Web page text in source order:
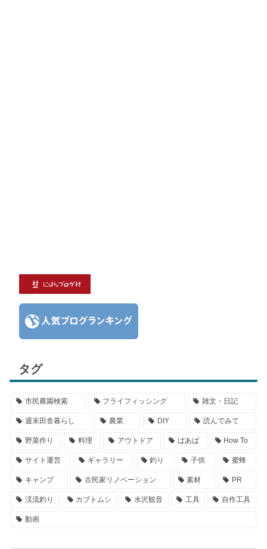
タグ
市民農園検索 フライフィッシング 雑文・日記
週末田舎暮らし 農業 DIY 読んでみて
野菜作り 料理 アウトドア ばあば How To
サイト運営 ギャラリー 釣り 子供 蜜蜂
キャンプ 古民家リノベーション 素材 PR
渓流釣り カブトムシ 水沢観音 工具 自作工具
動画